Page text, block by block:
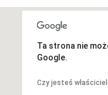
Ta strona nie
Google.
Czy jesteś